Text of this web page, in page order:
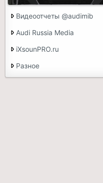
Видеоотчеты @audimib
Audi Russia Media
iXsounPRO.ru
Разное